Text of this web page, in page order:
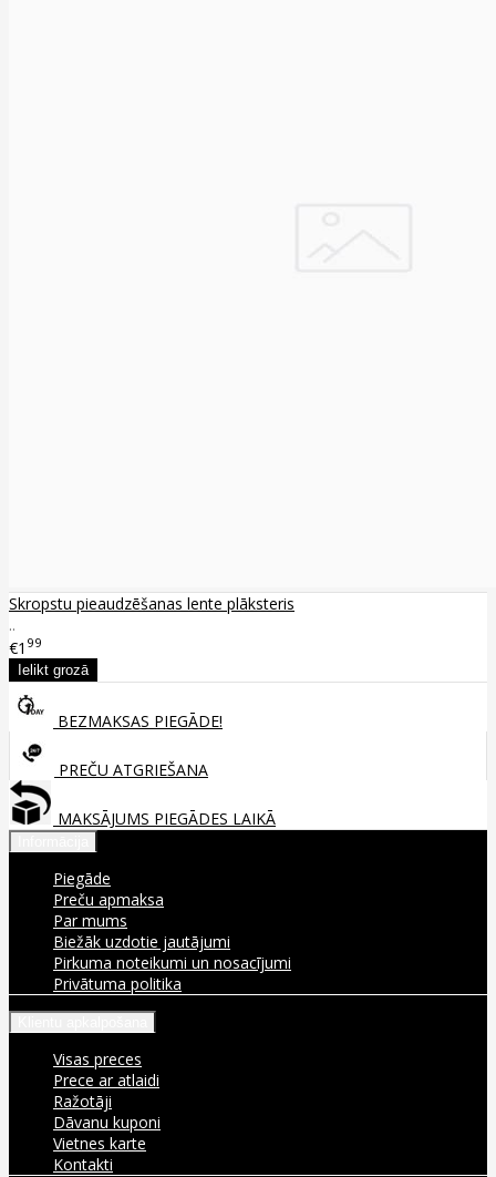
Skropstu pieaudzēšanas lente plāksteris
..
€1 99
BEZMAKSAS PIEGĀDE!
PREČU ATGRIEŠANA
MAKSĀJUMS PIEGĀDES LAIKĀ
Piegāde
Preču apmaksa
Par mums
Biežāk uzdotie jautājumi
Pirkuma noteikumi un nosacījumi
Privātuma politika
Visas preces
Prece ar atlaidi
Ražotāji
Dāvanu kuponi
Vietnes karte
Kontakti